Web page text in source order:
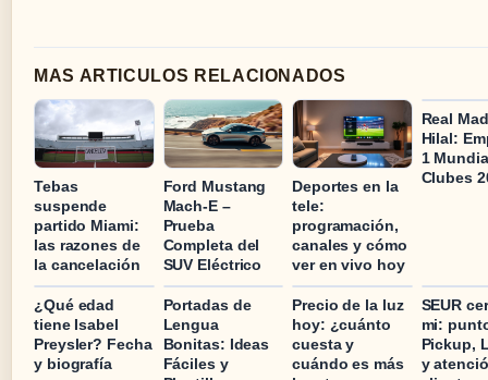
MAS ARTICULOS RELACIONADOS
Tebas
suspende
partido Miami:
las razones de
la cancelación
Ford Mustang
Mach-E –
Prueba
Completa del
SUV Eléctrico
Deportes en la
tele:
programación,
canales y cómo
ver en vivo hoy
Real
Hilal:
1
Clubes
¿Qué edad
tiene Isabel
Preysler? Fecha
y biografía
Portadas de
Lengua
Bonitas: Ideas
Fáciles y
Precio de la luz
hoy: ¿cuánto
cuesta y
cuándo es más
SEUR
mi:
Pickup,
y